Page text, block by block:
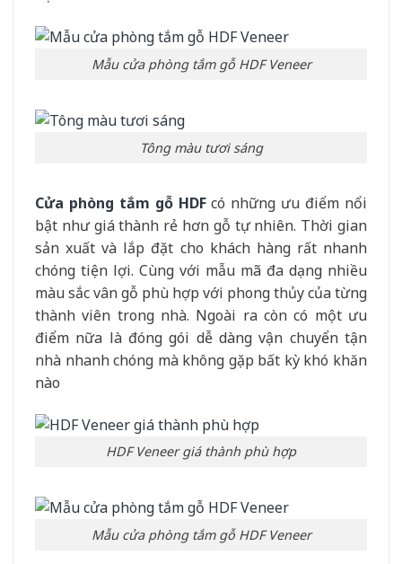
Mẫu cửa phòng tắm gỗ HDF Veneer
Tông màu tươi sáng
Cửa phòng tắm gỗ HDFcó những ưu điểm nổi
bật như giá thành rẻ hơn gỗ tự nhiên. Thời gian
sản xuất và lắp đặt cho khách hàng rất nhanh
chóng tiện lợi. Cùng với mẫu mã đa dạng nhiều
màu sắc vân gỗ phù hợp với phong thủy của từng
thành viên trong nhà. Ngoài ra còn có một ưu
điểm nữa là đóng gói dễ dàng vận chuyển tận
nhà nhanh chóng mà không gặp bất kỳ khó khăn
nào
HDF Veneer giá thành phù hợp
Mẫu cửa phòng tắm gỗ HDF Veneer